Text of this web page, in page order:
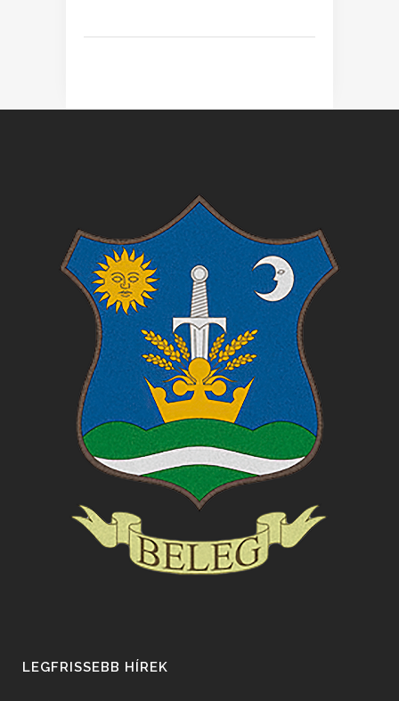
LEGFRISSEBB HÍREK